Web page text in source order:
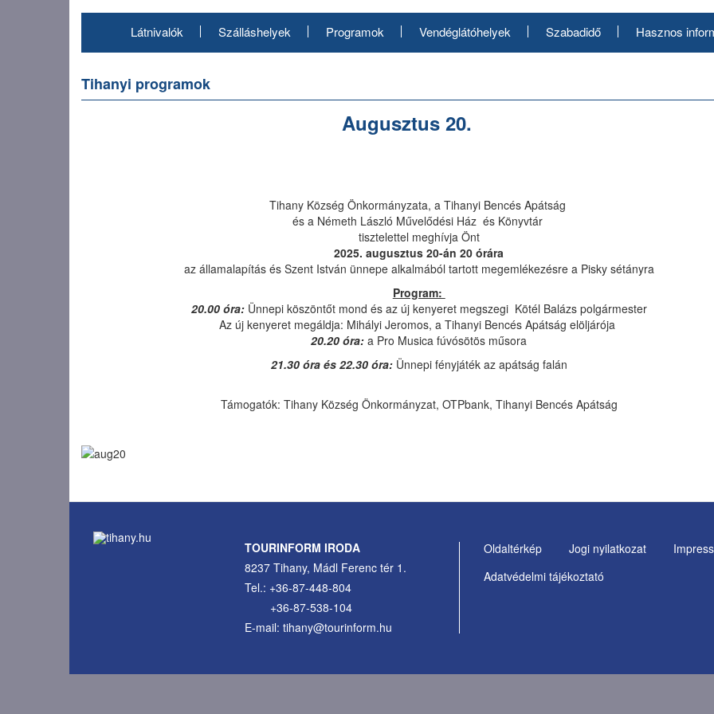
Látnivalók Szálláshelyek Programok Vendéglátóhelyek Szabadidő Hasznos
Tihanyi programok
Augusztus 20.
Tihany Község Önkormányzata, a Tihanyi Bencés Apátság
és a Németh László Művelődési Ház és Könyvtár
tisztelettel meghívja Önt
2025. augusztus 20-án 20 órára
az államalapítás és Szent István ünnepe alkalmából tartott megemlékezésre a Pisky sétányra
Program:
20.00 óra:Ünnepi köszöntőt mond és az új kenyeret megszegi Kötél Balázs polgármester
Az új kenyeret megáldja: Mihályi Jeromos, a Tihanyi Bencés Apátság elöljárója
20.20 óra: a Pro Musica fúvósötös műsora
21.30 óra és 22.30 óra:Ünnepi fényjáték az apátság falán
Támogatók: Tihany Község Önkormányzat, OTPbank, Tihanyi Bencés Apátság
TOURINFORM IRODA
8237 Tihany, Mádl Ferenc tér 1.
Tel.: +36-87-448-804
+36-87-538-104
E-mail: tihany@tourinform.hu
Footer
Menu
Oldaltérkép Jogi nyilatkozat
Adatvédelmi tájékoztató